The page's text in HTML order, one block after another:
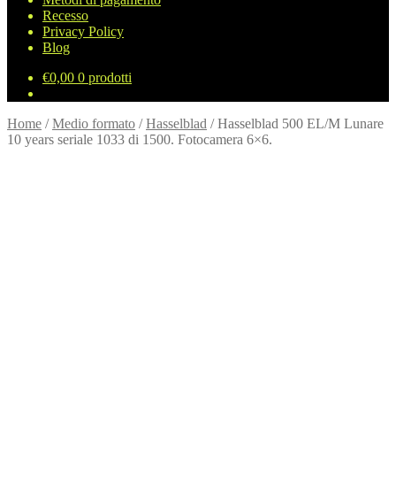
Recesso
Privacy Policy
Blog
€0,00 0 prodotti
Home /Medio formato /Hasselblad /Hasselblad 500 EL/M Lunare
10 years seriale 1033 di 1500. Fotocamera 6×6.